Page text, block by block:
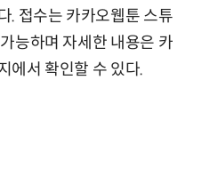
. 접수는 카카오웹툰 스튜
능하며 자세한 내용은 카
에서 확인할 수 있다.